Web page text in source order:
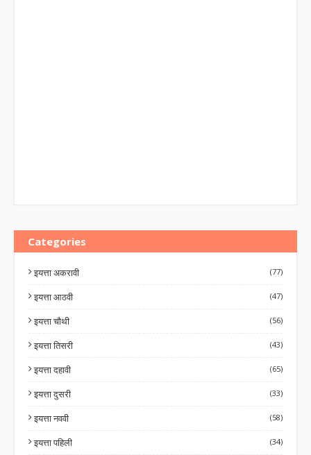
Categories
इयत्ता अकरावी (77)
इयत्ता आठवी (47)
इयत्ता चौथी (56)
इयत्ता तिसरी (43)
इयत्ता दहावी (65)
इयत्ता दुसरी (33)
इयत्ता नववी (58)
इयत्ता पहिली (34)